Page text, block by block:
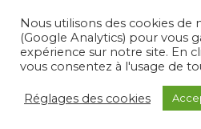
Nous utilisons des cookies de
(Google Analytics) pour vous
expérience sur notre site. En
vous consentez à l'usage de
Réglages des cookies